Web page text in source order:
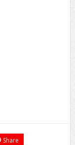
Share